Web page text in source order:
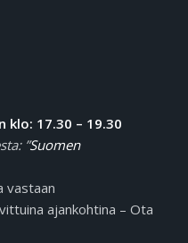
17.30 – 19.30
”Suomen
vastaan
ajankohtina – Ota